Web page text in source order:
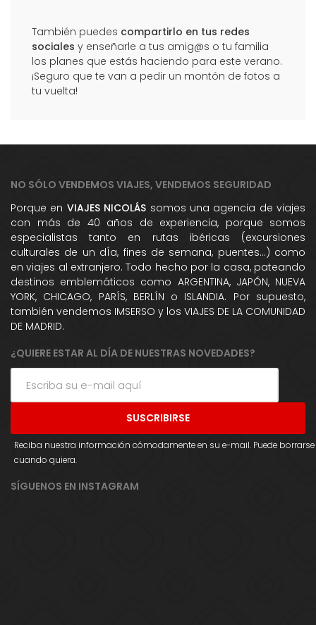
También puedes compartirlo en tus redes
sociales y enseñarle a tus amig@s o tu familia
los planes que estás haciendo para este verano.
¡Seguro que te van a pedir un montón de fotos a
tu vuelta!
NO SÓLO VENDEMOS VIAJES, VENDEMOS SEGURIDAD
Porque en VIAJES NICOLÁS somos una agencia de viajes
con más de 40 años de experiencia, porque somos
especialistas tanto en rutas ibéricas (excursiones
culturales de un dÍa, fines de semana, puentes...) como
en viajes al extranjero. Todo hecho por la casa, pateando
destinos emblemáticos como ARGENTINA, JAPÓN, NUEVA
YORK, CHICAGO, PARÍS, BERLÍN o ISLANDIA. Por supuesto,
también vendemos IMSERSO y los VIAJES DE LA COMUNIDAD
DE MADRID.
¿QUIERE ESTAR AL DÍA DE NUESTRAS NOVEDADES?
Reciba nuestra información cómodamente en su e-mail. Puede borrarse
cuando quiera.
SÍGUENOS EN INSTAGRAM